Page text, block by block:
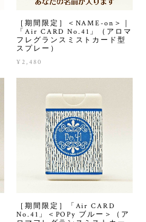
［期間限定］＜NAME-on＞｜
「Air CARD No.41」（アロマ
フレグランスミストカード型
スプレー）
¥2,480
［期間限定］「Air CARD
No.41」＜POPy ブルー＞（ア